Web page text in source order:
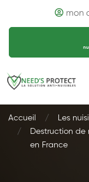
mon
Accueil
Les
Destruction de
en France